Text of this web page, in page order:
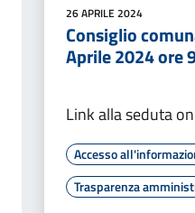
26 APRILE 2024
Consiglio
Aprile 2024 ore
Link alla seduta
Accesso
Trasparenza